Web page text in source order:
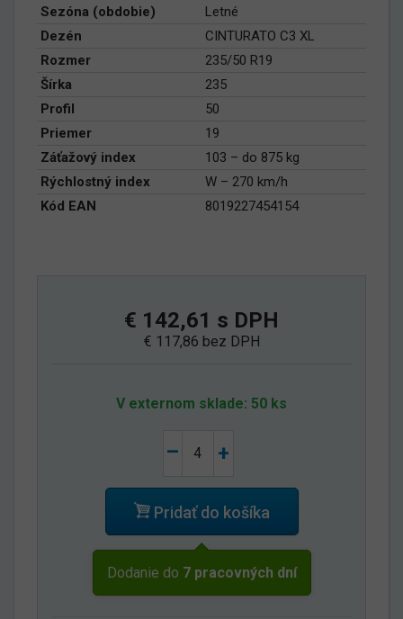
Sezóna (obdobie)
Letné
Dezén
CINTURATO C3 XL
Rozmer
235/50 R19
Šírka
235
Profil
50
Priemer
19
Záťažový index
103 – do 875 kg
Rýchlostný index
W – 270 km/h
Kód EAN
8019227454154
€ 142,61 s DPH
€ 117,86 bez DPH
V externom sklade: 50 ks
– +
Pridať do košíka
Dodanie do 7 pracovných dní